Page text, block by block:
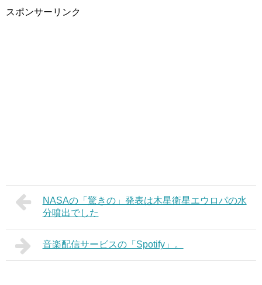
スポンサーリンク
NASAの「驚きの」発表は木星衛星エウロパの水
分噴出でした
音楽配信サービスの「Spotify」。